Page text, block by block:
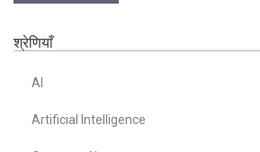
श्रेणियाँ
AI
Artificial Intelligence